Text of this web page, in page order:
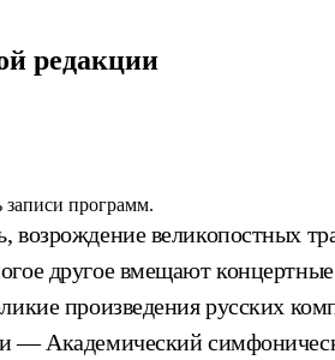
редакции
записи программ.
великопостных
другое вмещают
произведения русских
— Академический